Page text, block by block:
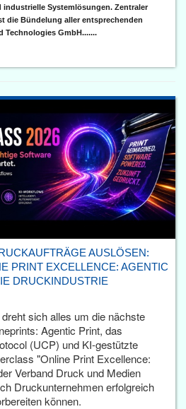
industrielle Systemlösungen. Zentraler
die Bündelung aller entsprechenden
Technologies GmbH.......
AUSLÖSEN:
PRINT EXCELLENCE: AGENTIC
DRUCKINDUSTRIE
sich alles um die nächste
Agentic Print, das
(UCP) und KI-gestützte
"Online Print Excellence:
Verband Druck und Medien
Druckunternehmen erfolgreich
können.